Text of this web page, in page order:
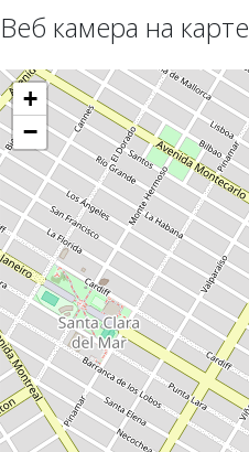
Веб камера на карте
+
−